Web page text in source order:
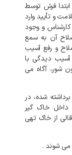
ابتدا فرش توسط
و تأیید وارد
و وجود
آن به سمع
و رفع آسیب
آسیب دیدگی با
شور، آگاه می
شده، در
خاک گیر
از خاک تهی